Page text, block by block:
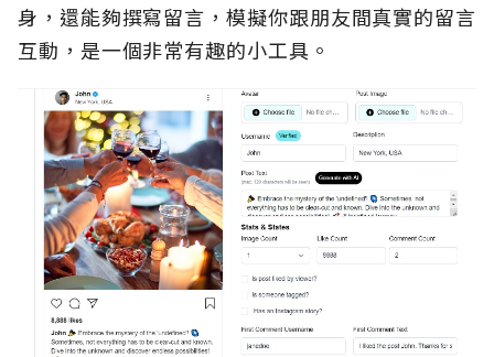
身，還能夠撰寫留言，模擬你跟朋友間真實的留言
互動，是一個非常有趣的小工具。